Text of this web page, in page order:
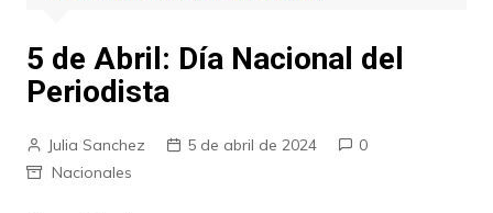
5 de Abril: Día Nacional del
Periodista
Julia Sanchez 5 de abril de 2024
0
Nacionales